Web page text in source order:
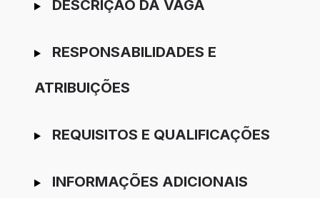
DESCRIÇÃO DA VAGA
RESPONSABILIDADES E
ATRIBUIÇÕES
REQUISITOS E QUALIFICAÇÕES
INFORMAÇÕES ADICIONAIS